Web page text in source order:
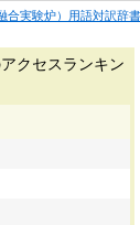
合実験炉）用語対訳辞書
クセスランキン